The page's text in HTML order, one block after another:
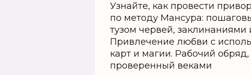
Узнайте, как провести
по методу Мансура:
тузом червей, заклинаниями
Привлечение любви с
карт и магии. Рабочий обряд,
проверенный веками